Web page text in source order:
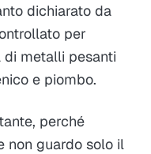
dichiarato da
per
di metalli pesanti
e piombo.
perché
non guardo solo il